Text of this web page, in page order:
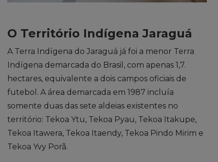
O Território Indígena Jaraguá
A Terra Indígena do Jaraguá já foi a menor Terra
Indígena demarcada do Brasil, com apenas 1,7.
hectares, equivalente a dois campos oficiais de
futebol. A área demarcada em 1987 incluía
somente duas das sete aldeias existentes no
território: Tekoa Ytu, Tekoa Pyau, Tekoa Itakupe,
Tekoa Itawera, Tekoa Itaendy, Tekoa Pindo Mirim e
Tekoa Yvy Porã.